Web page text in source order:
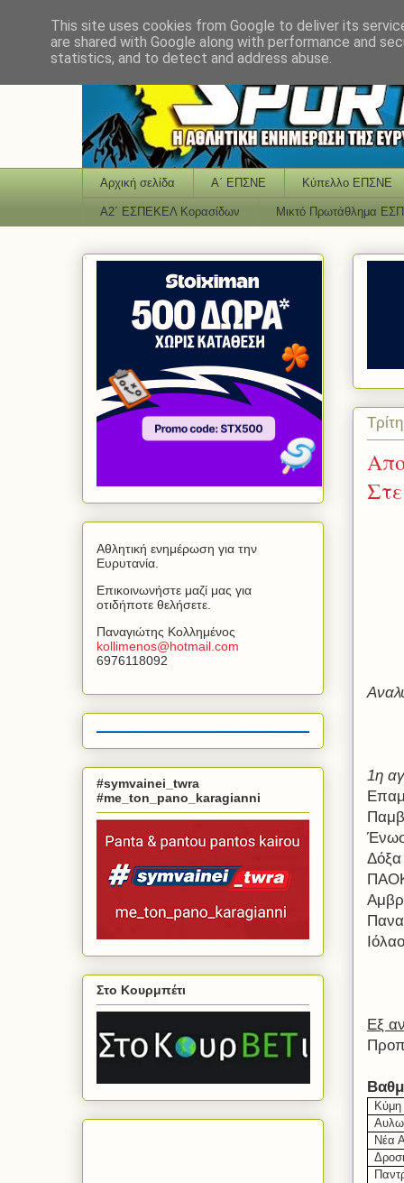
Αρχική σελίδα Α΄ ΕΠΣΝΕ Κύπελλο ΕΠΣΝΕ
Α2΄ ΕΣΠΕΚΕΛ Κορασίδων Μικτό Πρωτάθλημα
1η
Δόξα
Εξ
Κύμη
Νέα
Αθλητική ενημέρωση για την
Ευρυτανία.
Επικοινωνήστε μαζί μας για
οτιδήποτε θελήσετε.
Παναγιώτης Κολλημένος
kollimenos@hotmail com
6976118092
#symvainei_twra
#me_ton_pano_karagianni
Στο Κουρμπέτι
This site uses cookies from Google to deliver its
are shared with Google along with performance and
statistics, and to detect and address abuse.